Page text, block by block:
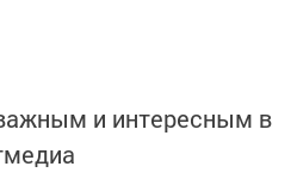
и интересным в